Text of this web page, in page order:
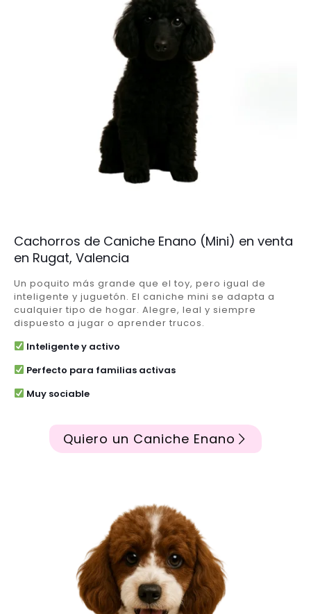
Cachorros de Caniche Enano (Mini) en venta
en Rugat, Valencia
Un poquito más grande que el toy, pero igual de
inteligente y juguetón. El caniche mini se adapta a
cualquier tipo de hogar. Alegre, leal y siempre
dispuesto a jugar o aprender trucos.
Inteligente y activo
Perfecto para familias activas
Muy sociable
Quiero un Caniche Enano